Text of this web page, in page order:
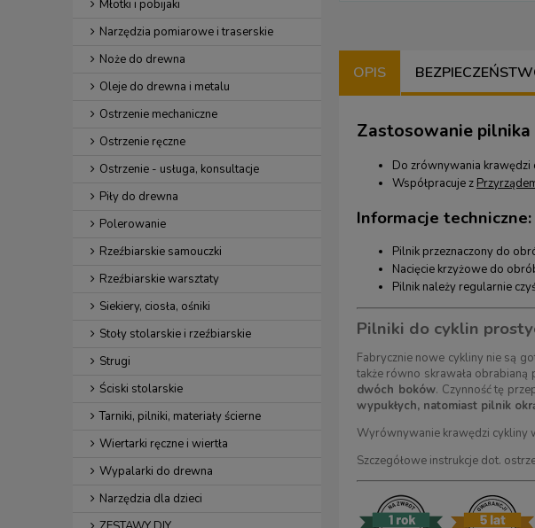
Młotki i pobijaki
Narzędzia pomiarowe i traserskie
Noże do drewna
Oleje do drewna i metalu
Ostrzenie mechaniczne
Ostrzenie ręczne
Ostrzenie - usługa, konsultacje
Piły do drewna
Polerowanie
Rzeźbiarskie samouczki
Rzeźbiarskie warsztaty
Siekiery, ciosła, ośniki
Stoły stolarskie i rzeźbiarskie
Strugi
Ściski stolarskie
Tarniki, pilniki, materiały ścierne
Wiertarki ręczne i wiertła
Wypalarki do drewna
Narzędzia dla dzieci
OPIS
Zastosowanie pilnika
Do zrównywania krawędzi
Współpracuje z
Informacje techniczne:
Pilnik przeznaczony do
Nacięcie krzyżowe do
Pilnik należy regularnie
Pilniki do cyklin
Fabrycznie nowe cykliny nie są
także równo skrawała obrabianą
dwóch boków. Czynność tę
wypukłych, natomiast pilnik
Wyrównywanie krawędzi cykliny
Szczegółowe instrukcje dot.